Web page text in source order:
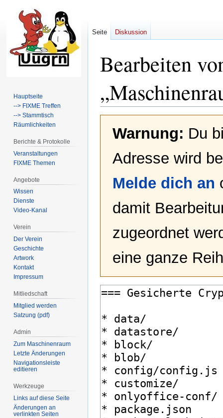
Bearbeiten
„
Navigation
SucheWarnung: Du
Adresse wird
Melde dich an
damit
zugeordnet
eine ganze
Seite Diskussion
Hauptseite
--> FIXME Treffen
--> Stammtisch
Räumlichkeiten
Berichte & Protokolle
Veranstaltungen
FIXME Themen
Angebote
Wissen
Dienste
Video-Kanal
Verein
Der Verein
Geschichte
Artwork
Kontakt
Impressum
Mitliedschaft
Mitglied werden
Satzung (pdf)
Admin
Zum Maschinenraum
Letzte Änderungen
Navigationsleiste
editieren
Werkzeuge
Links auf diese Seite
Änderungen an
verlinkten Seiten